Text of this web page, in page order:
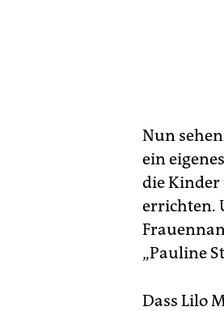
Nun
ein
die Kinder
errichten.
„Pauline
Dass Lilo